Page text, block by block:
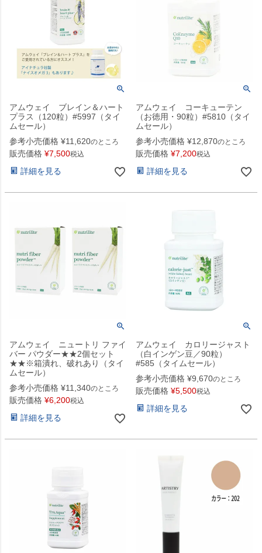
アムウェイ ブレイン＆ハート
プラス（120粒）#5997（タイ
ムセール）
参考小売価格 ¥11,620のところ
販売価格 ¥7,500税込
詳細を見る
アムウェイ コーキューテン
（お徳用・90粒）#5810（タイ
ムセール）
参考小売価格 ¥12,870のところ
販売価格 ¥7,200税込
詳細を見る
アムウェイ ニュートリ ファイ
バー パウダー★★2個セット
★★※箱潰れ、破れあり（タイ
ムセール）
参考小売価格 ¥11,340のところ
販売価格 ¥6,200税込
詳細を見る
アムウェイ カロリージャスト
（白インゲン豆／90粒）
#585（タイムセール）
参考小売価格 ¥9,670のところ
販売価格 ¥5,500税込
詳細を見る